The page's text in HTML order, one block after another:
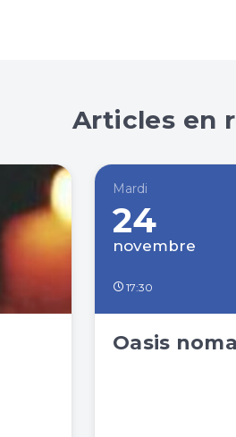
Articles en
Mardi
24
novembre
17:30
Oasis